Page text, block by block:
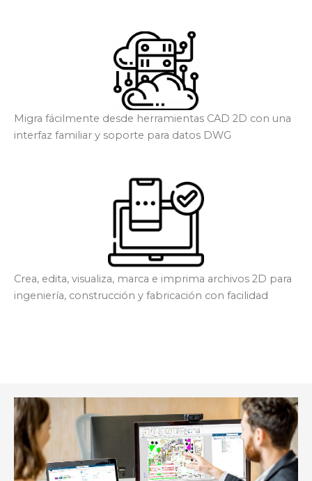
Migra fácilmente desde herramientas CAD 2D con una
interfaz familiar y soporte para datos DWG
Crea, edita, visualiza, marca e imprima archivos 2D para
ingeniería, construcción y fabricación con facilidad